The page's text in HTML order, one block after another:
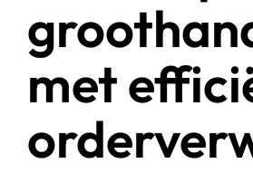
met